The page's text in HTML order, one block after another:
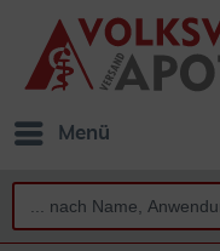
Menü